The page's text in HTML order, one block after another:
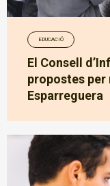
EDUCACIÓ
El Consell
propostes
Esparreguera